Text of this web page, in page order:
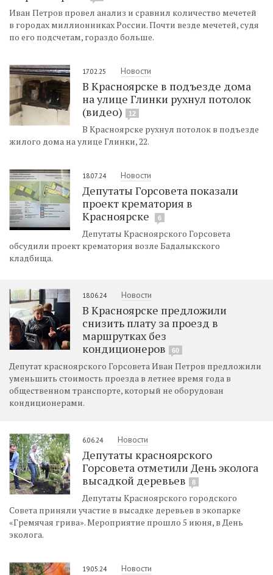
Иван Петров провел анализ и сравнил количество мечетей
в городах миллионниках России. Почти везде мечетей, судя
по его подсчетам, гораздо больше.
17.02.25 Новости
В Красноярске в подъезде дома
на улице Глинки рухнул потолок
(видео)
12
В Красноярске рухнул потолок в подъезде
жилого дома на улице Глинки, 22.
18.07.24 Новости
Депутаты Горсовета показали
проект крематория в
Красноярске
6
Депутаты Красноярского Горсовета
обсудили проект крематория возле Бадалыкского
кладбища.
18.06.24 Новости
В Красноярске предложили
снизить плату за проезд в
маршрутках без
кондиционеров
60
Депутат красноярского Горсовета Иван Петров предложили
уменьшить стоимость проезда в летнее время года в
общественном транспорте, который не оборудован
кондиционерами.
6.06.24 Новости
Депутаты красноярского
Горсовета отметили День эколога
высадкой деревьев
8
Депутаты Красноярского городского
Совета приняли участие в высадке деревьев в экопарке
«Гремячая грива». Мероприятие прошло 5 июня, в День
эколога.
19.05.24 Новости